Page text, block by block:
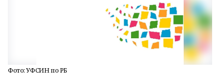
Фото: УФСИН по РБ